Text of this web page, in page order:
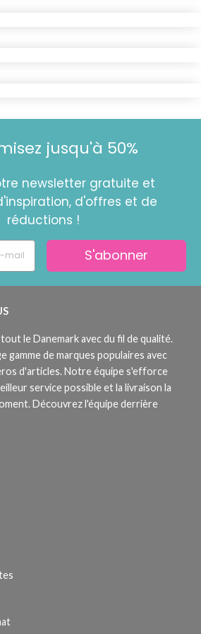
jusqu'à 50%
newsletter gratuite et
d'offres et de
réductions !
S'abonner
le Danemark avec du fil de qualité.
gamme de marques populaires avec
d'articles. Notre équipe s'efforce
service possible et la livraison la
Découvrez l'équipe derrière